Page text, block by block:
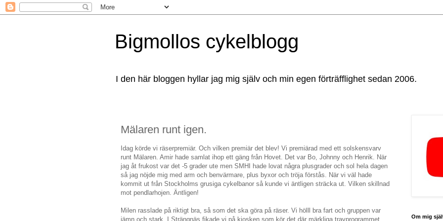
Bigmollos cykelblogg
I den här bloggen hyllar jag mig själv och min egen förträfflighet sedan 2006.
Mälaren runt igen.
Idag körde vi räserpremiär. Och vilken premiär det blev! Vi premiärad med ett solskensvarv
runt Mälaren. Amir hade samlat ihop ett gäng från Hovet. Det var Bo, Johnny och Henrik. När
jag åt frukost var det -5 grader ute men SMHI hade lovat några plusgrader och sol hela dagen
så jag nöjde mig med arm och benvärmare, plus byxor och tröja förstås. När vi väl hade
kommit ut från Stockholms grusiga cykelbanor så kunde vi äntligen sträcka ut. Vilken skillnad
mot pendlarhojen. Äntligen!
Milen rasslade på riktigt bra, så som det ska göra på räser. Vi hölll bra fart och gruppen var
jämn och stark. I Strängnäs fikade vi på kiosken som kör det där märkliga travprogrammet
Om mig